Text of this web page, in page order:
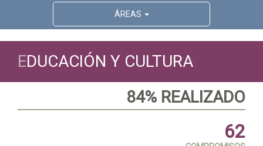
ÁREAS
EDUCACIÓN Y CULTURA
84% REALIZADO
62